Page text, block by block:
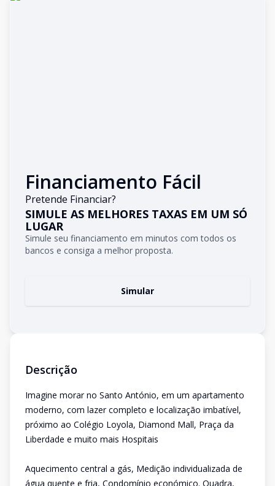
Financiamento Fácil
Pretende Financiar?
SIMULE AS MELHORES TAXAS EM UM SÓ
LUGAR
Simule seu financiamento em minutos com todos os
bancos e consiga a melhor proposta.
Simular
Descrição
Imagine morar no Santo António, em um apartamento
moderno, com lazer completo e localização imbatível,
próximo ao Colégio Loyola, Diamond Mall, Praça da
Liberdade e muito mais Hospitais
Aquecimento central a gás, Medição individualizada de
água quente e fria, Condomínio económico. Quadra,